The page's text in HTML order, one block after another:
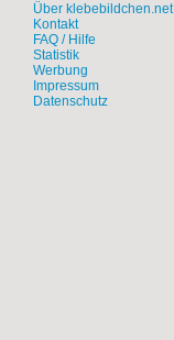
Über klebebildchen.net
Kontakt
FAQ / Hilfe
Statistik
Werbung
Impressum
Datenschutz